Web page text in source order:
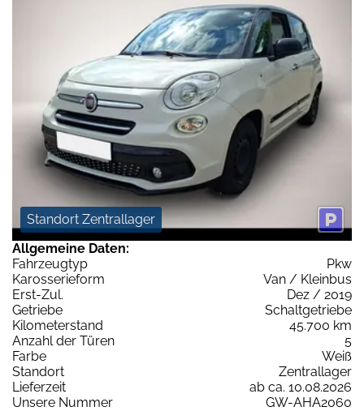
Standort Zentrallager
Allgemeine Daten:
Fahrzeugtyp
Pkw
Karosserieform
Van / Kleinbus
Erst-Zul.
Dez / 2019
Getriebe
Schaltgetriebe
Kilometerstand
45.700 km
Anzahl der Türen
5
Farbe
Weiß
Standort
Zentrallager
Lieferzeit
ab ca. 10.08.2026
Unsere Nummer
GW-AHA2060